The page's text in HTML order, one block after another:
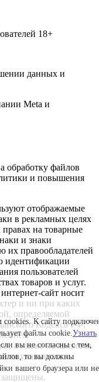
18+
данных и
Metа и
обработку файлов
и повышения
отображаемые
в рекламных целях
на товарные
и знаки
их правообладателей
идентификации
пользователей
товаров и услуг.
сайт носит
и ни при каких
определяемой
Кодекса РФ;
а также не является
указанных и
защищены.
К сайту
файлы cookie.Узнать
вы не согласны с тем,
то вы должны
вашего браузера или не